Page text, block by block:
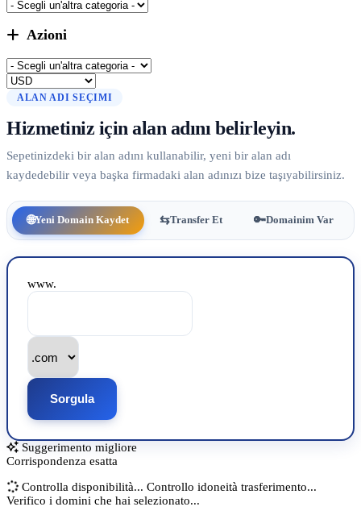
Azioni
ALAN ADI SEÇIMI
Hizmetiniz için alan adını belirleyin.
Sepetinizdeki bir alan adını kullanabilir, yeni bir alan adı
kaydedebilir veya başka firmadaki alan adınızı bize taşıyabilirsiniz.
🌐Yeni Domain Kaydet ⇆Transfer Et 🔑Domainim Var
www.
Sorgula
Suggerimento migliore
Corrispondenza esatta
Controlla disponibilità... Controllo idoneità trasferimento...
Verifico i domini che hai selezionato...